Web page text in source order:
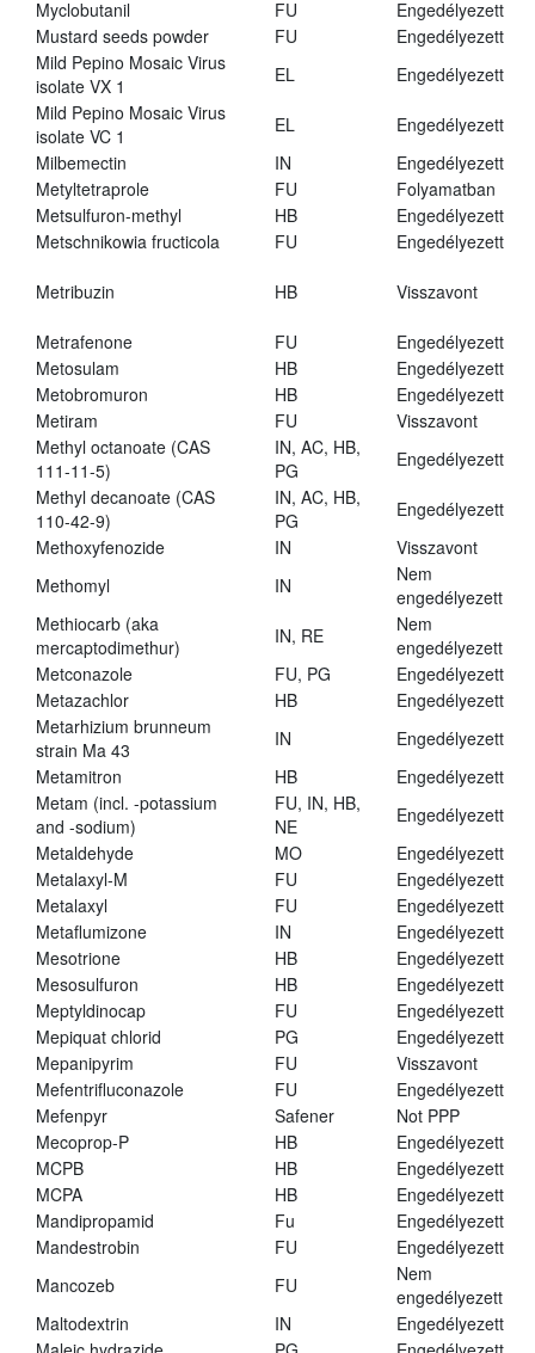
Myclobutanil FU
Engedélyezett
Mustard seeds powder
FU
Engedélyezett
Mild Pepino Mosaic Virus
isolate VX 1
EL
Engedélyezett
Mild Pepino Mosaic Virus
isolate VC 1
EL
Engedélyezett
Milbemectin
IN
Engedélyezett
Metyltetraprole
FU
Folyamatban
Metsulfuron-methyl
HB
Engedélyezett
Metschnikowia fructicola
FU Engedélyezett
Metribuzin HB Visszavont
Metrafenone FU
Engedélyezett
Metosulam
HB
Engedélyezett
Metobromuron
HB
Engedélyezett
Metiram
FU
Visszavont
Methyl octanoate (CAS
111-11-5)
IN, AC, HB,
PG
Engedélyezett
Methyl decanoate (CAS
110-42-9)
IN, AC, HB,
PG
Engedélyezett
Methoxyfenozide
IN
Visszavont
Methomyl
IN
Nem
engedélyezett
Methiocarb (aka
mercaptodimethur)
IN, RE
Nem
engedélyezett
Metconazole
FU, PG
Engedélyezett
Metazachlor
HB
Engedélyezett
Metarhizium brunneum
strain Ma 43
IN
Engedélyezett
Metamitron
HB
Engedélyezett
Metam (incl. -potassium
and -sodium)
FU, IN, HB,
NE
Engedélyezett
Metaldehyde
MO
Engedélyezett
Metalaxyl-M
FU
Engedélyezett
Metalaxyl
FU
Engedélyezett
Metaflumizone
IN
Engedélyezett
Mesotrione
HB
Engedélyezett
Mesosulfuron
HB
Engedélyezett
Meptyldinocap
FU
Engedélyezett
Mepiquat chlorid
PG
Engedélyezett
Mepanipyrim
FU
Visszavont
Mefentrifluconazole
FU
Engedélyezett
Mefenpyr
Safener
Not PPP
Mecoprop-P
HB
Engedélyezett
MCPB
HB
Engedélyezett
MCPA
HB
Engedélyezett
Mandipropamid
Fu
Engedélyezett
Mandestrobin
FU
Engedélyezett
Mancozeb
FU
Nem
engedélyezett
Maltodextrin
IN
Engedélyezett